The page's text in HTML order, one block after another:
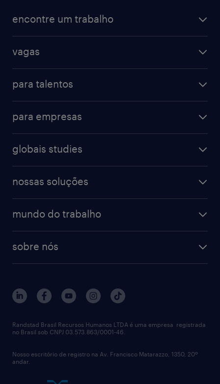
encontre um trabalho
vagas
para talentos
para empresas
globais studies
nossas soluções
mundo do trabalho
sobre nós
Randstad Brasil Recursos Humanos LTDA é uma empresa registrada
no Brasil sob CNPJ 03.573.863/0001-46.
Nosso escritório de registro na Av. Francisco Matarazzo, 1350, 20º
andar.